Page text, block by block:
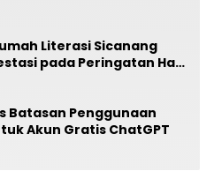
Literasi Sicanang
pada Peringatan Hari
di Kecamatan Medan
Batasan Penggunaan
Akun Gratis ChatGPT